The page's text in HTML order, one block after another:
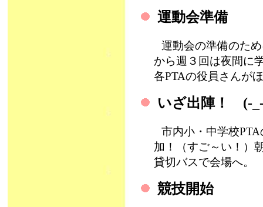
運動会準備
運動会の準備のた
から週３回は夜間に
各PTAの役員さんが
いざ出陣！ (-
市内小・中学校
加！（すご～い！）
貸切バスで会場へ
競技開始